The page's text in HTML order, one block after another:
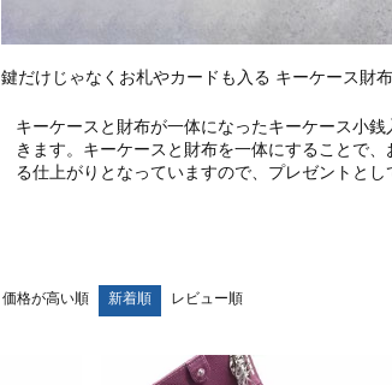
鍵だけじゃなくお札やカードも入る キーケース財
キーケースと財布が一体になったキーケース小
きます。キーケースと財布を一体にすることで
る仕上がりとなっていますので、プレゼントと
価格が高い順 新着順 レビュー順